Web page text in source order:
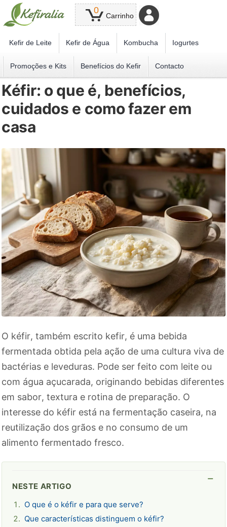
0
Carrinho
Kefir de Leite Kefir de Água Kombucha Iogurtes
Promoções e Kits Benefícios do Kefir Contacto
Kéfir: o que é, benefícios,
cuidados e como fazer em
casa
O kéfir, também escrito kefir, é uma bebida
fermentada obtida pela ação de uma cultura viva de
bactérias e leveduras. Pode ser feito com leite ou
com água açucarada, originando bebidas diferentes
em sabor, textura e rotina de preparação. O
interesse do kéfir está na fermentação caseira, na
reutilização dos grãos e no consumo de um
alimento fermentado fresco.
NESTE ARTIGO
O que é o kéfir e para que serve?
Que características distinguem o kéfir?